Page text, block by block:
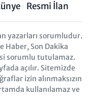
Resmi İlan
yazarları sorumludur.
Haber, Son Dakika
sorumlu tutulamaz.
açılır. Sitemizde
izin alınmaksızın
kullanılamaz ve